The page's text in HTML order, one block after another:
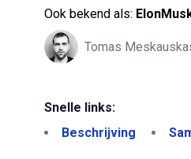
Ook bekend als:
Tomas
Snelle links:
Beschrijving